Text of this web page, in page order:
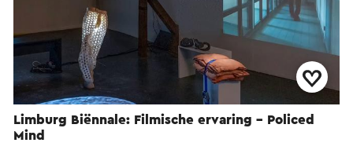
Limburg Biënnale: Filmische ervaring – Policed
Mind